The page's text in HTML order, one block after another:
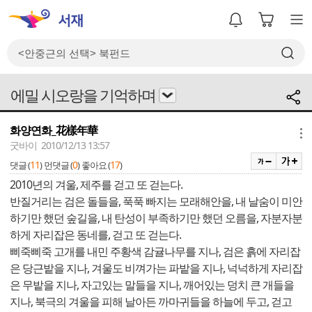
에밀 시오랑을 기억하며
화양연화_花樣年華
굿바이 2010/12/13 13:57
댓글 (11) 먼댓글 (0) 좋아요 (17)
2010년의 겨울, 제주를 걷고 또 걷는다.
반질거리는 검은 돌들을, 푹푹 빠지는 모래해안을, 내 날숨이 미안
하기만 했던 숲길을, 내 탄성이 부족하기만 했던 오름을, 자분자분
하게 자리잡은 동네를, 걷고 또 걷는다.
삐죽삐죽 고개를 내민 주황색 감귤나무를 지나, 검은 흙에 자리잡
은 당근밭을 지나, 겨울도 비껴가는 파밭을 지나, 넉넉하게 자리잡
은 무밭을 지나, 자고있는 말들을 지나, 깨어있는 덩치 큰 개들을
지나, 북극의 겨울을 피해 날아든 까마귀들을 하늘에 두고, 걷고